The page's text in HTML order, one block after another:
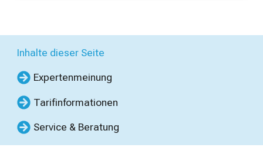
Inhalte dieser Seite
Expertenmeinung
Tarifinformationen
Service & Beratung